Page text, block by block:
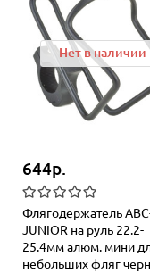
Нет в наличии
644р.
Флягодержатель
JUNIOR на руль 22.2-
25.4мм алюм. мини
небольших фляг